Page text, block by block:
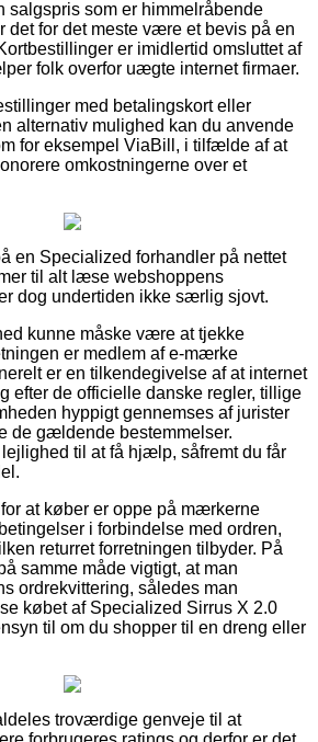
salgspris som er himmelråbende
det for det meste være et bevis på en
er imidlertid omsluttet af
folk overfor uægte internet firmaer.
med betalingskort eller
alternativ mulighed kan du anvende
for eksempel ViaBill, i tilfælde af at
omkostningerne over et
en Specialized forhandler på nettet
til alt læse webshoppens
dog undertiden ikke særlig sjovt.
kunne måske være at tjekke
er medlem af e-mærke
er en tilkendegivelse af at internet
efter de officielle danske regler, tillige
hyppigt gennemses af jurister
de gældende bestemmelser.
til at få hjælp, såfremt du får
at køber er oppe på mærkerne
i forbindelse med ordren,
returret forretningen tilbyder. På
samme måde vigtigt, at man
ordrekvittering, således man
købet af Specialized Sirrus X 2.0
til om du shopper til en dreng eller
troværdige genveje til at